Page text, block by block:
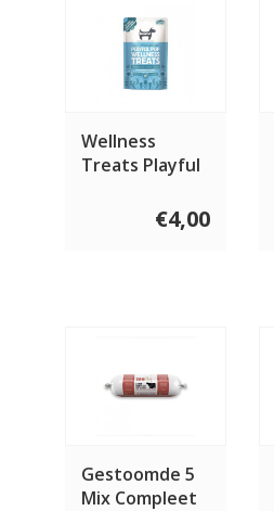
Wellness
Treats Playful
€4,00
Gestoomde 5
Mix Compleet